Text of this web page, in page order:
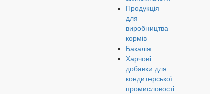
Продукція
для
виробництва
кормів
Бакалія
Харчові
добавки для
кондитерської
промисловості